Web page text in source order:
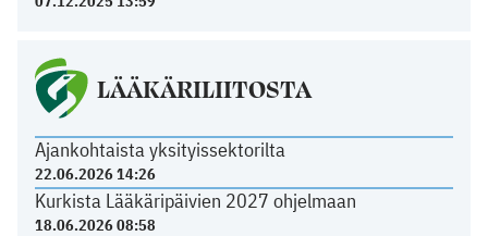
LÄÄKÄRILIITOSTA
Ajankohtaista yksityissektorilta
22.06.2026 14:26
Kurkista Lääkäripäivien 2027 ohjelmaan
18.06.2026 08:58